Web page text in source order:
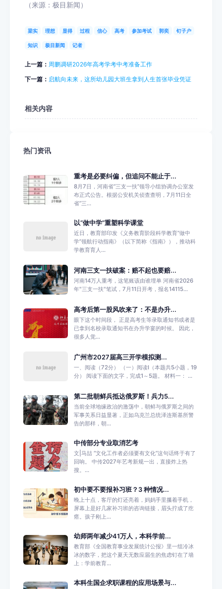
（来源：极目新闻）
梁实 理想 显得 过程 信心 高考 参加考试 郭奕 钉子户
知识 极目新闻 记者
上一篇： 周鹏调研2026年高考学考中考准备工作
下一篇： 启航向未来，这所幼儿园大班生拿到人生首张毕业凭证
相关内容
热门资讯
重考是必要纠偏，但追问不能止于...
8月7日，河南省“三支一扶”领导小组协调办公室发
布正式公告。根据公安机关侦查查明，7月11日全
省“三...
以“做中学”重塑科学课堂
近日，教育部印发《义务教育阶段科学教育“做中
学”领航行动指南》（以下简称《指南》），推动科
学教育育人...
河南三支一扶破案：赔不起也要赔...
河南14万人重考，这笔账该由谁埋单 河南省2026
年"三支一扶"笔试，7月11日开考，报名14115...
高考后第一股风吹来了：不是办升...
眼下这个时间段， 正是高考生等录取通知书或者是
已拿到名校录取通知书在办升学宴的时候。 因此，
很多人觉...
广州市2027届高三开学模拟测...
一、阅读（72分） （一）阅读I（本题共5小题，19
分） 阅读下面的文字，完成1～5题。 材料一： ...
第二批朝鲜兵抵达俄罗斯！兵力5...
当前全球地缘政治的激荡中，朝鲜与俄罗斯之间的
军事关系日益显著，正如乌克兰总统泽连斯基所警
告的那样，朝...
中传部分专业取消艺考
文|马喆 “文化工作者必须要有文化”这句话终于有了
回响。 中传2027年艺考新规一出，直接炸上热
搜。...
初中要不要报补习班？3 种情况...
晚上十点，客厅的灯还亮着，妈妈手里攥着手机，
屏幕上是好几家补习班的咨询链接，眉头拧成了疙
瘩。孩子刚上...
幼师两年减少41万人，本科学前...
教育部《全国教育事业发展统计公报》里一组冷冰
冰的数字，把这个夏天无数应届生的焦虑钉在了墙
上：学前教育...
本科生国企求职课程的应用场景与...